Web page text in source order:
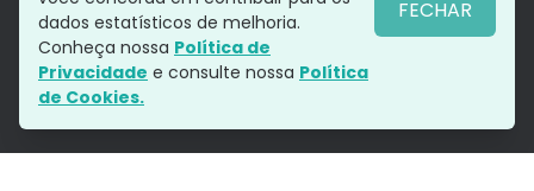
Siga-nos
dados estatísticos de melhoria.
Conheça nossa Política de
Privacidade e consulte nossa Política
de Cookies.
FECHAR